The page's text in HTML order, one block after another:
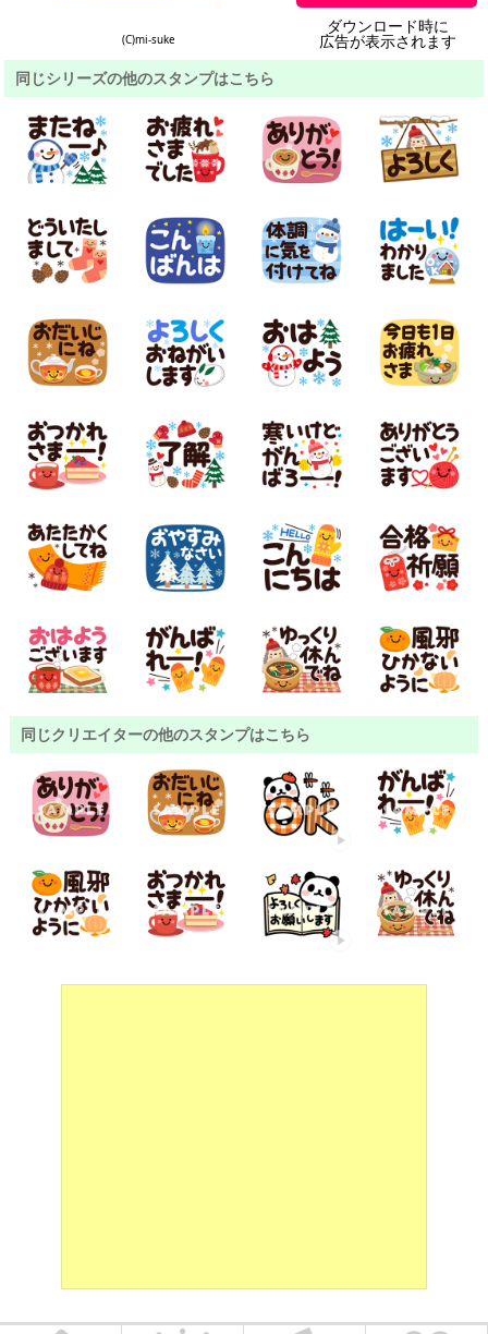
(C)mi-suke
ダウンロード時に
広告が表示されます
同じシリーズの他のスタンプはこちら
同じクリエイターの他のスタンプはこちら